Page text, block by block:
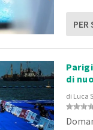
18:
| 0 |
di
| 0 |
| 0 |
| 0 |
record nel
| 0 |
PER
di
di Luca